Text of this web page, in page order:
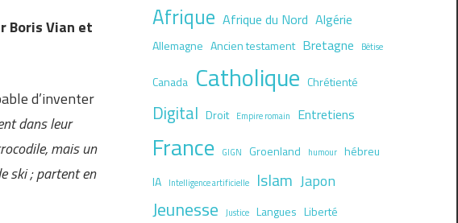
Boris Vian et
d’inventer
dans leur
mais un
ski ; partent en
Afrique Afrique du Nord Algérie
Allemagne Ancien testament Bretagne Bêtise
Canada Catholique Chrétienté
Digital Droit Empire romain Entretiens
France GIGN Groenland humour hébreu
IA
Intelligence artificielle Islam Japon
Jeunesse Justice Langues Liberté